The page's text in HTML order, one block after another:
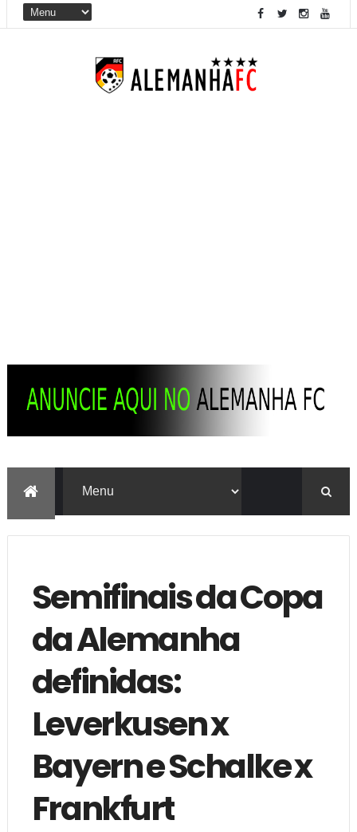
Semifinais da Copa
da Alemanha
definidas:
Leverkusen x
Bayern e Schalke x
Frankfurt